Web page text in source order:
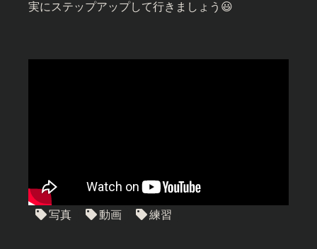
実にステップアップして行きましょう😃
写真 動画 練習